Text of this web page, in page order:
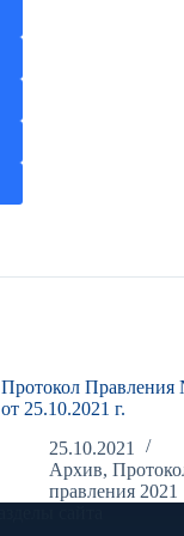
Протокол
от 25.10.2021 г.
25.10.2021
Архив,
правления 2021